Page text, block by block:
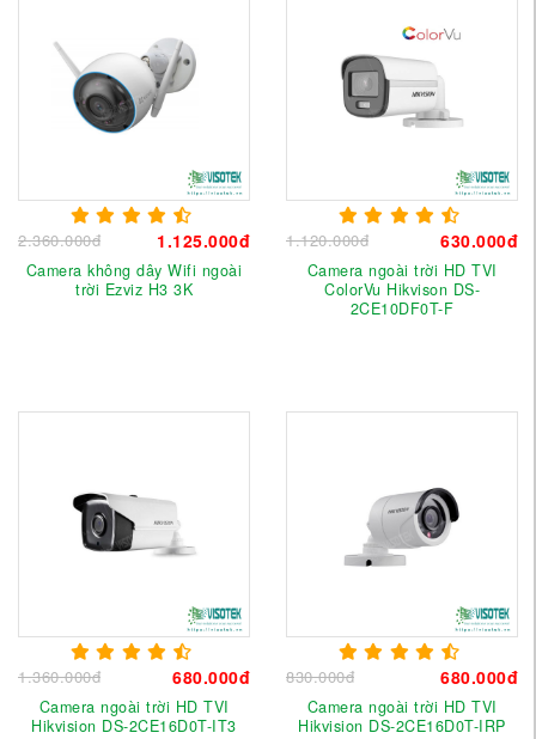
2.360.000đ 1.125.000đ
Camera không dây Wifi ngoài
trời Ezviz H3 3K
1.120.000đ 630.000đ
Camera ngoài trời HD TVI
ColorVu Hikvison DS-
2CE10DF0T-F
1.360.000đ 680.000đ
Camera ngoài trời HD TVI
Hikvision DS-2CE16D0T-IT3
830.000đ 680.000đ
Camera ngoài trời HD TVI
Hikvision DS-2CE16D0T-IRP